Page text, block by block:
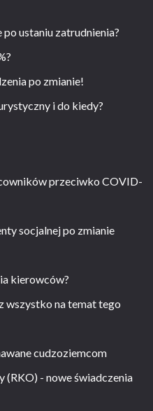
ustaniu zatrudnienia?
po zmianie!
i do kiedy?
przeciwko COVID-
socjalnej po zmianie
kierowców?
wszystko na temat tego
cudzoziemcom
(RKO) - nowe świadczenia